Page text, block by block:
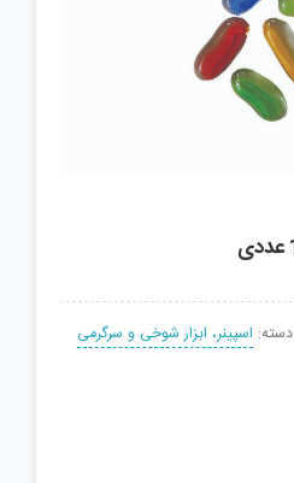
دسته: اسپینر، ابزار شوخی و سرگرمی